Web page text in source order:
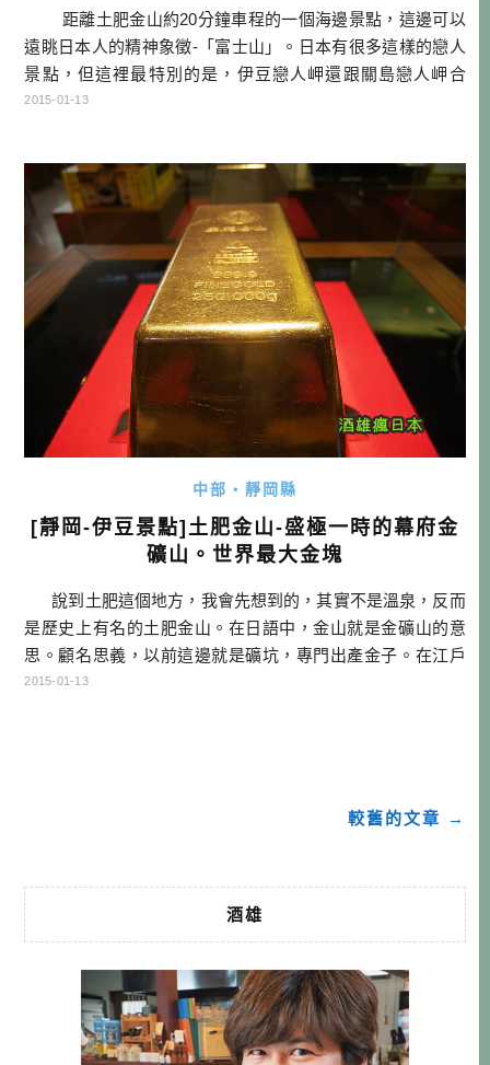
距離土肥金山約20分鐘車程的一個海邊景點，這邊可以
遠眺日本人的精神象徵-「富士山」。日本有很多這樣的戀人
景點，但這裡最特別的是，伊豆戀人岬還跟關島戀人岬合
作，成為姊妹岬，因此才特別設一個幸福鐘在這邊。同樣的
多戀人專用的繪馬 […]…
2015-01-13
中部・靜岡縣
[靜岡-伊豆景點]土肥金山-盛極一時的幕府金
礦山。世界最大金塊
說到土肥這個地方，我會先想到的，其實不是溫泉，反而
是歷史上有名的土肥金山。在日語中，金山就是金礦山的意
思。顧名思義，以前這邊就是礦坑，專門出產金子。在江戶
時代，只要出產金子的地方，就是天領（幕府直接管理的地
2015-01-13
較舊的文章 →
酒雄